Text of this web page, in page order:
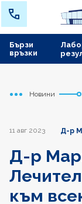
Бързи
връзки
Начало
Сърдечно
Новини
11 авг 2023 Д-р
Д-р
към